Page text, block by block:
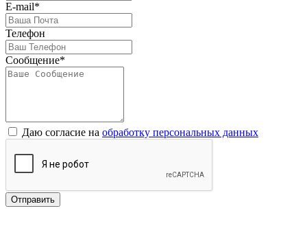
E-mail*
Телефон
Сообщение*
Даю согласие на обработку персональных данных
Отправить